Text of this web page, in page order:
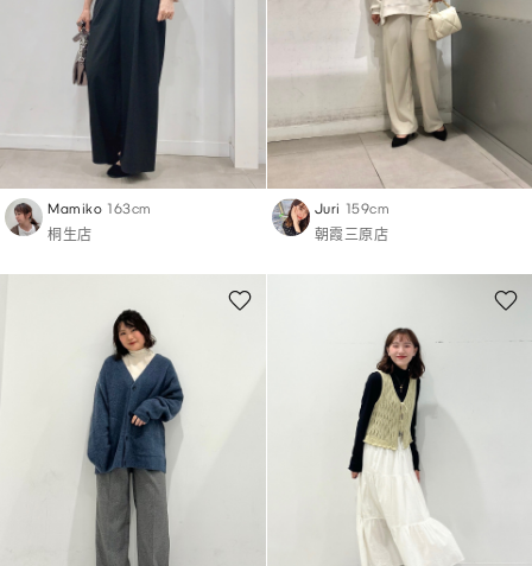
Mamiko 163cm
桐生店
Juri 159cm
朝霞三原店